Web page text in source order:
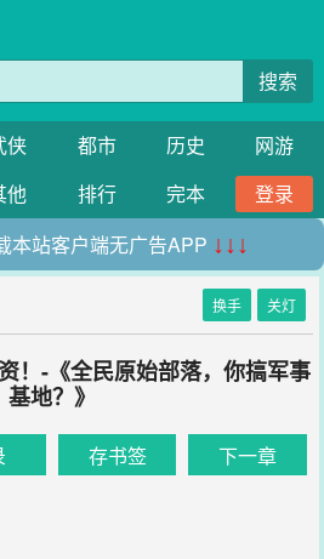
搜索
侠 都市 历史
网游
他 排行 完本
登录
本站客户端无广告APP ↓↓↓
换手 关灯
！-《全民原始部落，你搞军事
基地？》
存书签 下一章